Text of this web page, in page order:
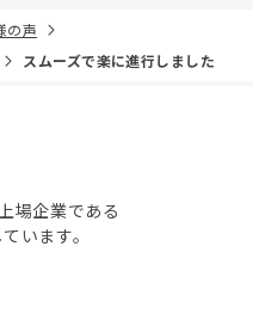
の声
スムーズで楽に進行しました
場企業である
います。